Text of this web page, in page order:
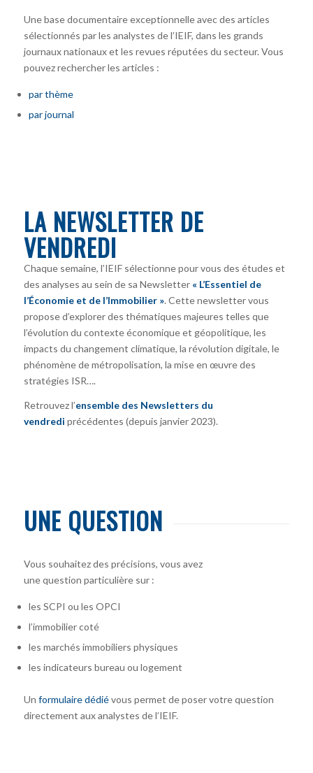
Une base documentaire exceptionnelle avec des articles
sélectionnés par les analystes de l’IEIF, dans les grands
journaux nationaux et les revues réputées du secteur. Vous
pouvez rechercher les articles :
par thème
par journal
LA NEWSLETTER DE
VENDREDI
Chaque semaine, l’IEIF sélectionne pour vous des études et
des analyses au sein de sa Newsletter « L’Essentiel de
l’Économie et de l’Immobilier ». Cette newsletter vous
propose d’explorer des thématiques majeures telles que
l’évolution du contexte économique et géopolitique, les
impacts du changement climatique, la révolution digitale, le
phénomène de métropolisation, la mise en œuvre des
stratégies ISR….
Retrouvez l’ensemble des Newsletters du
vendredi précédentes (depuis janvier 2023).
UNE QUESTION
Vous souhaitez des précisions, vous avez
une question particulière sur :
les SCPI ou les OPCI
l’immobilier coté
les marchés immobiliers physiques
les indicateurs bureau ou logement
Un formulaire dédiévous permet de poser votre question
directement aux analystes de l’IEIF.